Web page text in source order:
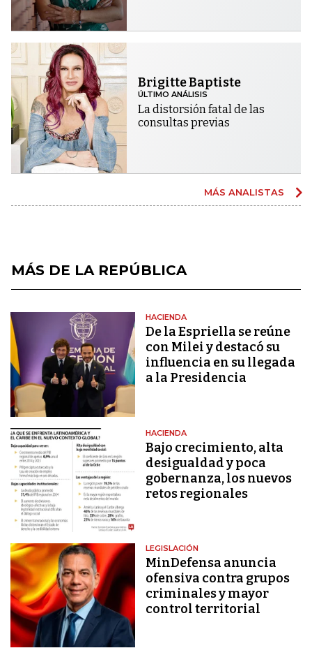
Brigitte Baptiste
ÚLTIMO ANÁLISIS
La distorsión fatal de las
consultas previas
MÁS ANALISTAS
MÁS DE LA REPÚBLICA
HACIENDA
De la Espriella se reúne
con Milei y destacó su
influencia en su llegada
a la Presidencia
HACIENDA
Bajo crecimiento, alta
desigualdad y poca
gobernanza, los nuevos
retos regionales
LEGISLACIÓN
MinDefensa anuncia
ofensiva contra grupos
criminales y mayor
control territorial